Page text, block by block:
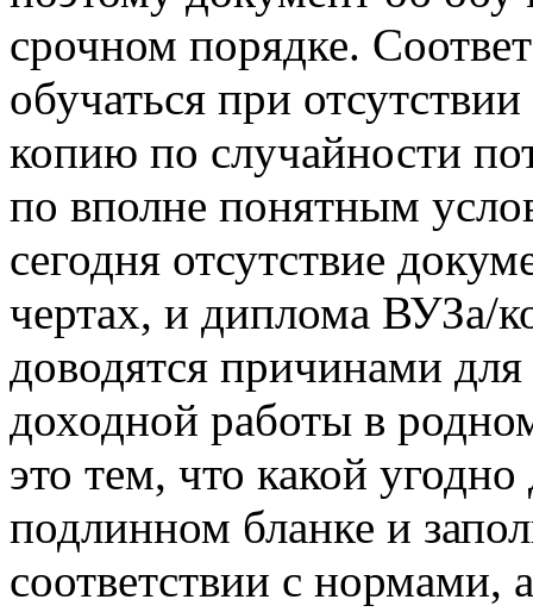
срочном порядке.
обучаться при
копию по случайности
по вполне понятным
сегодня отсутствие
чертах, и диплома ВУЗа/
доводятся причинами для
доходной работы в
это тем, что какой
подлинном бланке и
соответствии с нормами,